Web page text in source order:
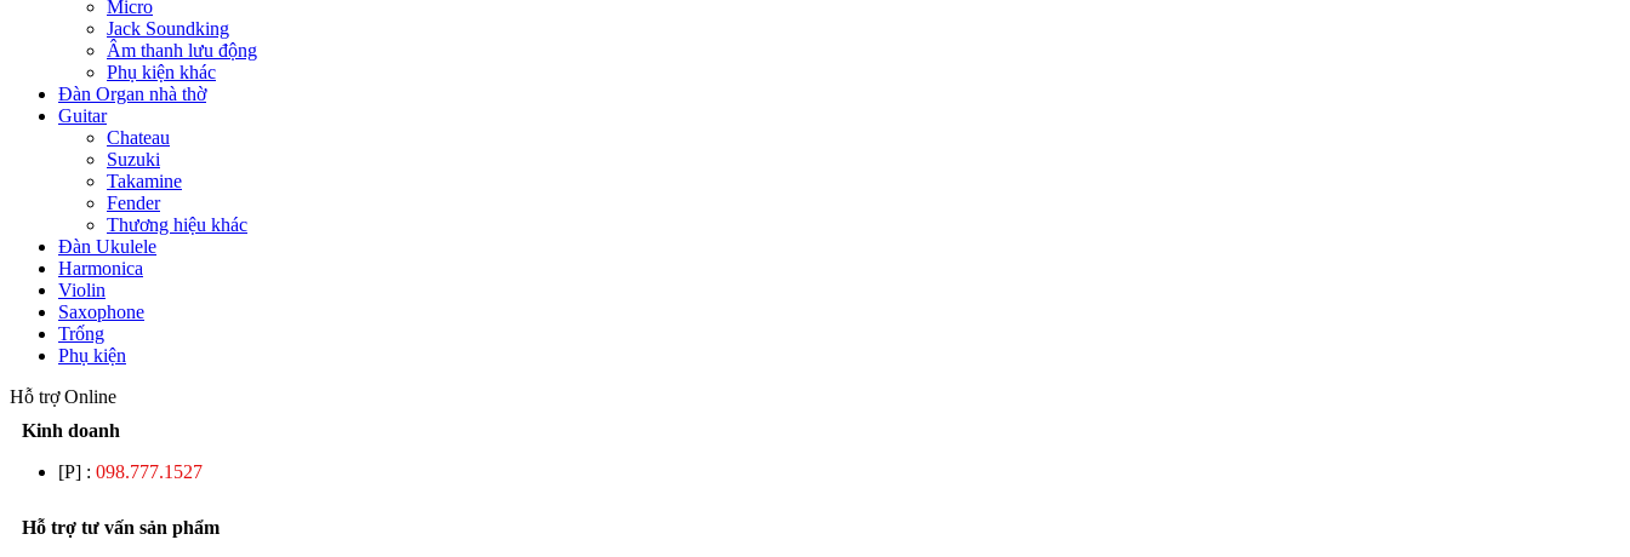
Micro
Jack Soundking
Âm thanh lưu động
Phụ kiện khác
Đàn Organ nhà thờ
Guitar
Chateau
Suzuki
Takamine
Fender
Thương hiệu khác
Đàn Ukulele
Harmonica
Violin
Saxophone
Trống
Phụ kiện
Hỗ trợ Online
Kinh doanh
[P] : 098.777.1527
Hỗ trợ tư vấn sản phẩm